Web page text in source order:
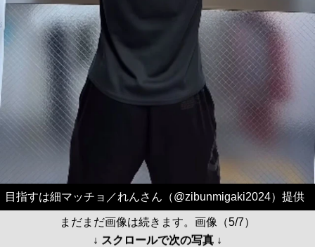
目指すは細マッチョ／れんさん（@zibunmigaki2024）提供
まだまだ画像は続きます。画像（5/7）
↓ スクロールで次の写真 ↓